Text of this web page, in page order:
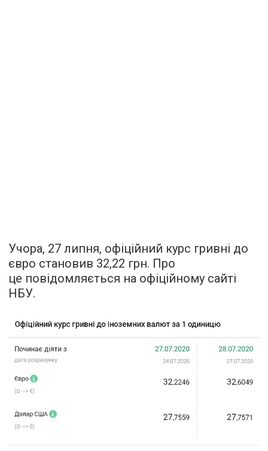
Учора, 27 липня, офіційний курс гривні до
євро становив 32,22 грн. Про
це повідомляється на офіційному сайті
НБУ.